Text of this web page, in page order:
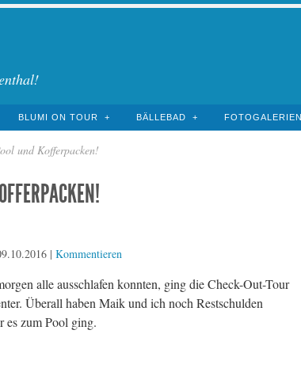
BLUMI ON TOUR BÄLLEBAD FOTOGALERIEN
und Kofferpacken!
| Kommentieren
alle ausschlafen konnten, ging die Check-Out-Tour
Überall haben Maik und ich noch Restschulden
es zum Pool ging.